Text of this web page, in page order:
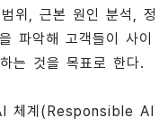
위, 근본 원인 분석, 정
파악해 고객들이 사이
는 것을 목표로 한다.
체계(Responsible AI